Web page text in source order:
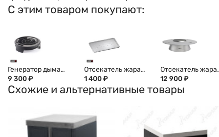
С этим товаром покупают:
Генератор дыма
WEBER, 17636
9 300₽
Отсекатель жара
для Q 1000-серии,
6561
1 400₽
Отсекатель жара
Weber 2-в-1 для
гриля 57 см
12 900₽
Схожие и альтернативные товары